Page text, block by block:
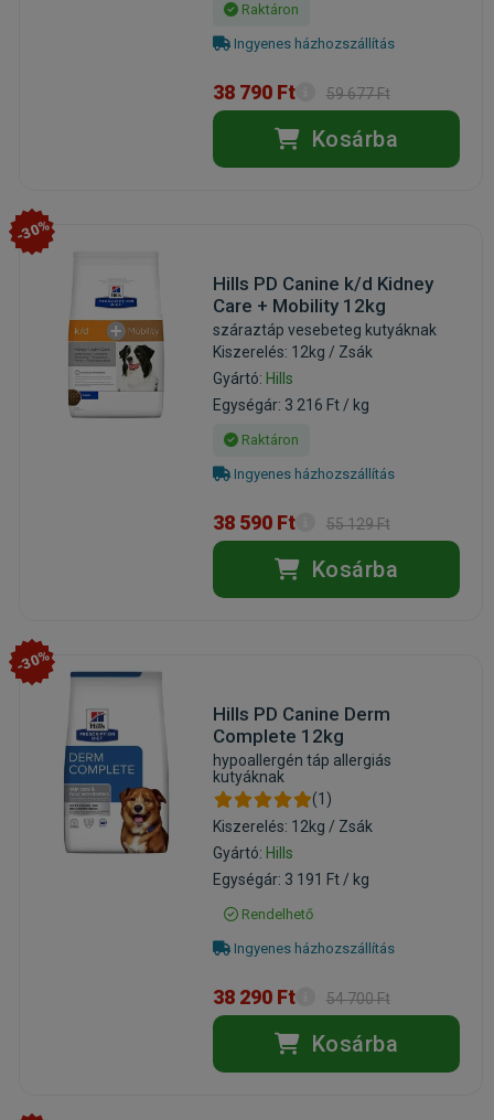
Raktáron
Ingyenes házhozszállítás
38 790 Ft 59 677 Ft
Kosárba
-30%
Hills PD Canine k/d Kidney
Care + Mobility 12kg
száraztáp vesebeteg kutyáknak
Kiszerelés: 12kg / Zsák
Gyártó: Hills
Egységár: 3 216 Ft / kg
Raktáron
Ingyenes házhozszállítás
38 590 Ft 55 129 Ft
Kosárba
-30%
Hills PD Canine Derm
Complete 12kg
hypoallergén táp allergiás
kutyáknak
(1)
Kiszerelés: 12kg / Zsák
Gyártó: Hills
Egységár: 3 191 Ft / kg
Rendelhető
Ingyenes házhozszállítás
38 290 Ft 54 700 Ft
Kosárba